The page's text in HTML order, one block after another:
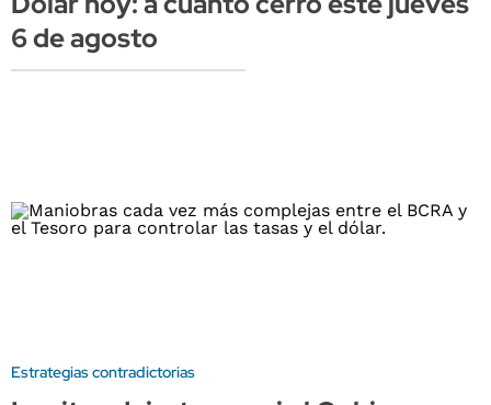
6 de agosto
Estrategias contradictorias